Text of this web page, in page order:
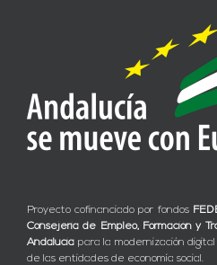
Proyecto cofinanciado por fondos
Consejería de Empleo, Formación y
Andalucía para la modernización
de las entidades de economía social.